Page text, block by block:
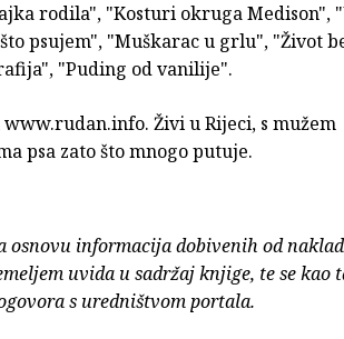
rodila", "Kosturi okruga Medison",
psujem", "Muškarac u grlu", "Život
"Puding od vanilije".
Živi u Rijeci, s mužem
psa zato što mnogo putuje.
osnovu informacija dobivenih od
uvida u sadržaj knjige, te se kao
s uredništvom portala.